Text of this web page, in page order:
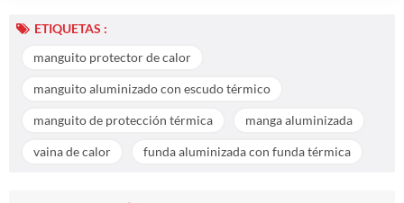
ETIQUETAS :
manguito protector de calor
manguito aluminizado con escudo térmico
manguito de protección térmica manga aluminizada
vaina de calor funda aluminizada con funda térmica